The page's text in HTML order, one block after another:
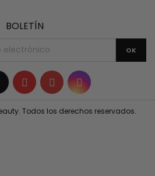
BOLETÍN
TwitterYouTubePinterestInstagram
Todos los derechos reservados.